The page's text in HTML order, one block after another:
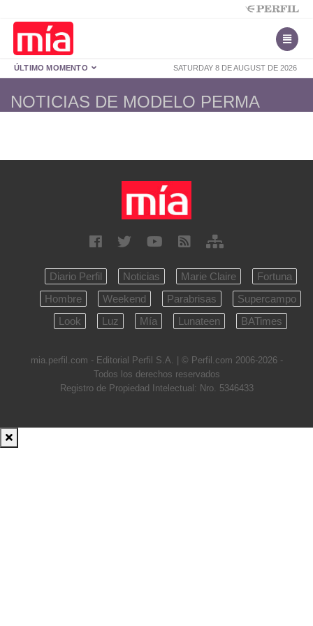
SATURDAY 8 DE AUGUST DE 2026
ÚLTIMO MOMENTO
NOTICIAS DE MODELO PERMA
Diario Perfil Noticias Marie Claire
Fortuna
Hombre
Weekend Parabrisas
Supercampo
Look
Luz Mía Lunateen BATimes
mia.perfil.com - Editorial Perfil S.A. | © Perfil.com 2006-2026 -
Todos los derechos reservados
Registro de Propiedad Intelectual: Nro. 5346433